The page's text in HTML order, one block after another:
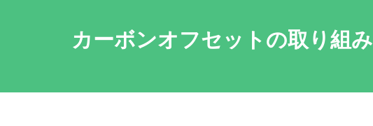
カーボンオフセットの取り組み